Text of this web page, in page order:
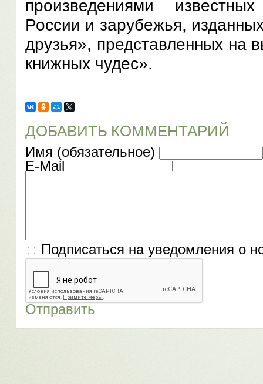
произведениями
России и зарубежья,
друзья», представленных на
книжных чудес».
ДОБАВИТЬ КОММЕНТАРИЙ
Имя (обязательное)
E-Mail
Подписаться на уведомления о
Отправить